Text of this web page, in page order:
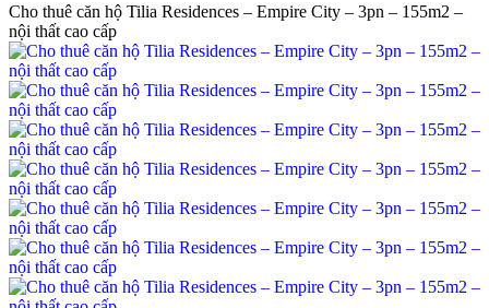
Cho thuê căn hộ Tilia Residences – Empire City – 3pn – 155m2 –
nội thất cao cấp